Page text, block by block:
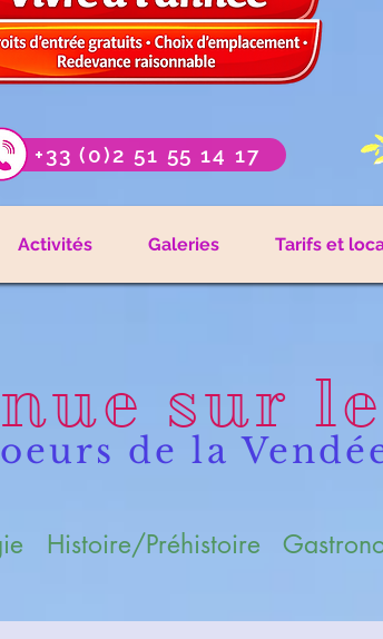
+33 (0)2 51 55 14 17
Activités Galeries Tarifs et
sur
de la
Histoire/Préhistoire